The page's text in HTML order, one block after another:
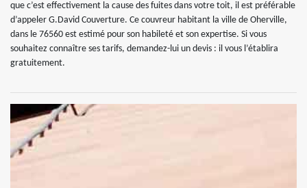
que c’est effectivement la cause des fuites dans votre toit, il est préférable
d’appeler G.David Couverture. Ce couvreur habitant la ville de Oherville,
dans le 76560 est estimé pour son habileté et son expertise. Si vous
souhaitez connaître ses tarifs, demandez-lui un devis : il vous l’établira
gratuitement.